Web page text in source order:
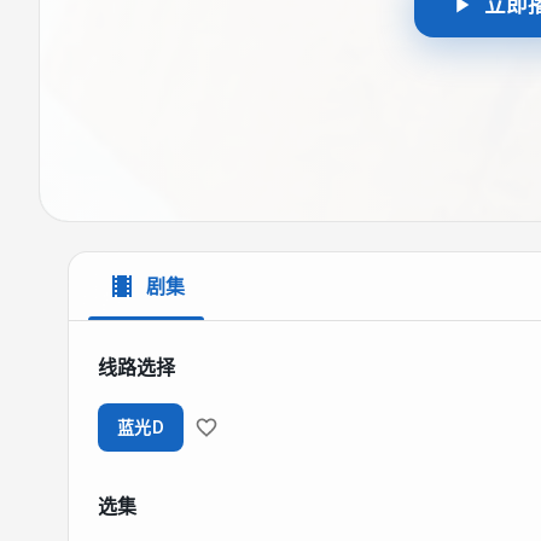
剧集
线路选择
蓝光D
选集